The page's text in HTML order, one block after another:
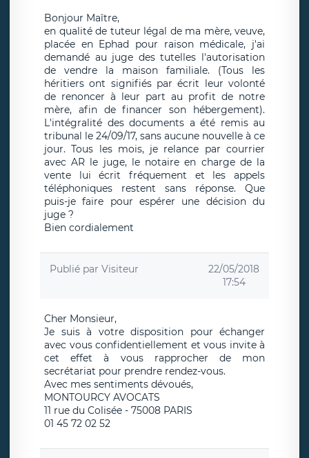
Bonjour Maître,
en qualité de tuteur légal de ma mère, veuve,
placée en Ephad pour raison médicale, j'ai
demandé au juge des tutelles l'autorisation
de vendre la maison familiale. (Tous les
héritiers ont signifiés par écrit leur volonté
de renoncer à leur part au profit de notre
mère, afin de financer son hébergement).
L'intégralité des documents a été remis au
tribunal le 24/09/17, sans aucune nouvelle à ce
jour. Tous les mois, je relance par courrier
avec AR le juge, le notaire en charge de la
vente lui écrit fréquement et les appels
téléphoniques restent sans réponse. Que
puis-je faire pour espérer une décision du
juge ?
Bien cordialement
Publié par Visiteur
22/05/2018
17:54
Cher Monsieur,
Je suis à votre disposition pour échanger
avec vous confidentiellement et vous invite à
cet effet à vous rapprocher de mon
secrétariat pour prendre rendez-vous.
Avec mes sentiments dévoués,
MONTOURCY AVOCATS
11 rue du Colisée - 75008 PARIS
01 45 72 02 52